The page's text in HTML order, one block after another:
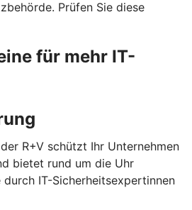
Prüfen Sie diese
für mehr IT-
R+V schützt Ihr Unternehmen
bietet rund um die Uhr
IT-Sicherheitsexpertinnen